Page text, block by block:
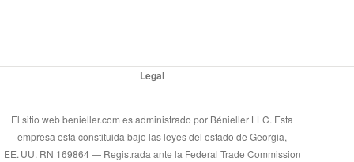
Legal
El sitio web benieller.com es administrado por Bénieller LLC. Esta
empresa está constituida bajo las leyes del estado de Georgia,
EE. UU. RN 169864 — Registrada ante la Federal Trade Commission